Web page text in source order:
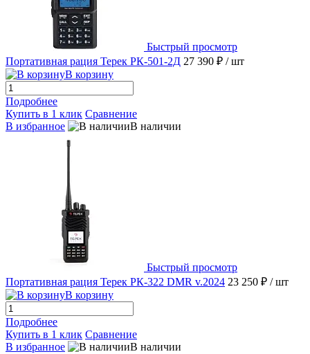
Быстрый просмотр
Портативная рация Терек РК-501-2Д 27 390 ₽ / шт
В корзину
Подробнее
Купить в 1 клик Сравнение
В избранное
В наличии
Быстрый просмотр
Портативная рация Терек РК-322 DMR v.2024 23 250 ₽ / шт
В корзину
Подробнее
Купить в 1 клик Сравнение
В избранное
В наличии